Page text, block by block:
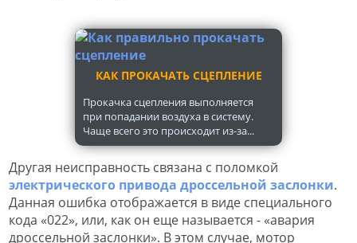
КАК ПРОКАЧАТЬ СЦЕПЛЕНИЕ
Прокачка сцепления выполняется
при попадании воздуха в систему.
Чаще всего это происходит из-за...
Другая неисправность связана с поломкой
электрического привода дроссельной заслонки.
Данная ошибка отображается в виде специального
кода «022», или, как он еще называется - «авария
дроссельной заслонки». В этом случае, мотор